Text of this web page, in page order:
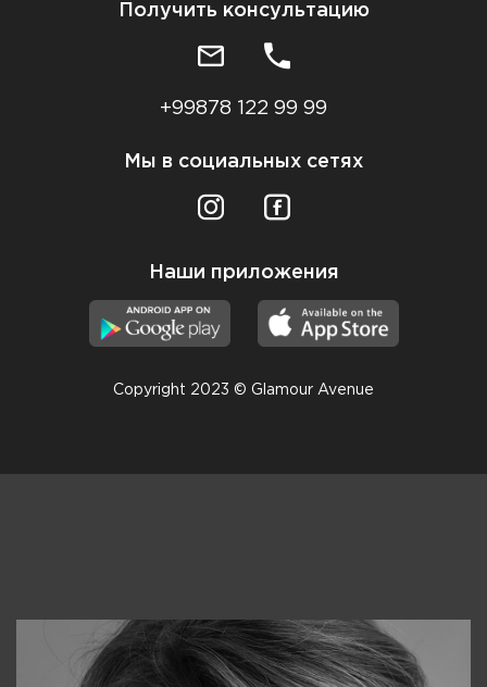
Получить консультацию
+99878 122 99 99
Мы в социальных сетях
Наши приложения
Copyright 2023 © Glamour Avenue